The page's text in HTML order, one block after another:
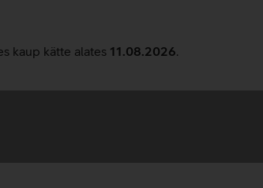
kaup kätte alates 11.08.2026